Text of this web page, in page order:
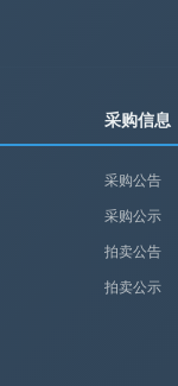
采购信息
采购公告
采购公示
拍卖公告
拍卖公示